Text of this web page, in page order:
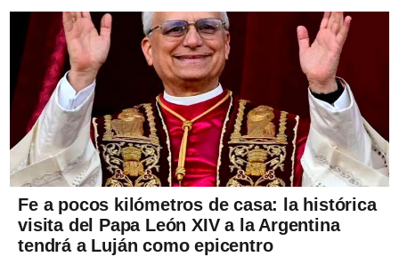
Fe a pocos kilómetros de casa: la histórica
visita del Papa León XIV a la Argentina
tendrá a Luján como epicentro